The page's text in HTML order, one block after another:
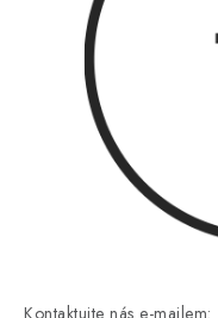
Kontaktujte nás e-mailem: